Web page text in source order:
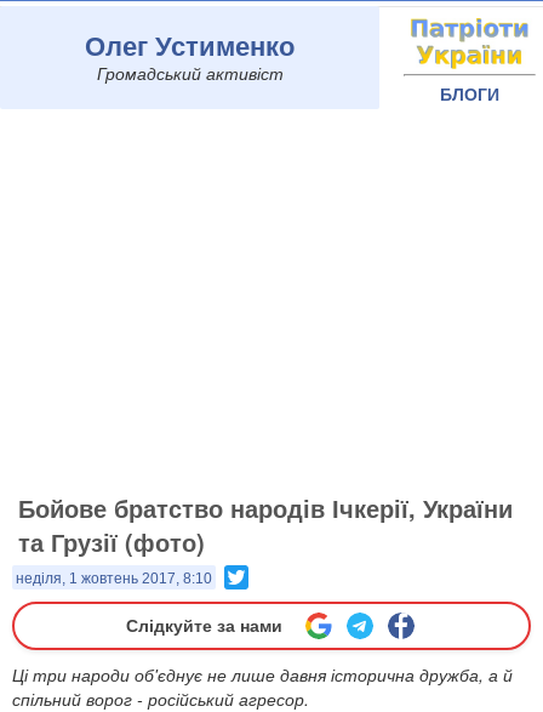
Олег Устименко
Громадський активіст
БЛОГИ
Бойове братство народів Ічкерії, України
та Грузії (фото)
неділя, 1 жовтень 2017, 8:10
Слідкуйте за нами
Ці три народи об'єднує не лише давня історична дружба, а й
спільний ворог - російський агресор.